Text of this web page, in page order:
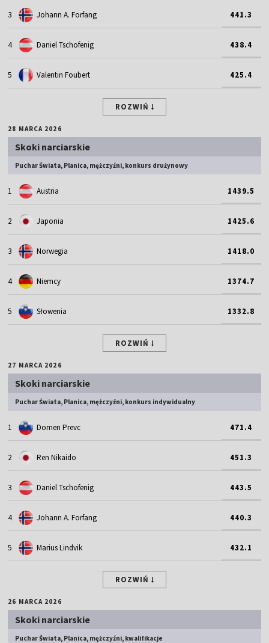
3 Johann A. Forfang 441.3
4 Daniel Tschofenig 438.4
5 Valentin Foubert 425.4
ROZWIŃ
28 MARCA 2026
Skoki narciarskie
Puchar Świata, Planica, mężczyźni, konkurs drużynowy
1 Austria 1439.5
2 Japonia 1425.6
3 Norwegia 1418.0
4 Niemcy 1374.7
5 Słowenia 1332.8
ROZWIŃ
27 MARCA 2026
Skoki narciarskie
Puchar Świata, Planica, mężczyźni, konkurs indywidualny
1 Domen Prevc 471.4
2 Ren Nikaido 451.3
3 Daniel Tschofenig 443.5
4 Johann A. Forfang 440.3
5 Marius Lindvik 432.1
ROZWIŃ
26 MARCA 2026
Skoki narciarskie
Puchar Świata, Planica, mężczyźni, kwalifikacje